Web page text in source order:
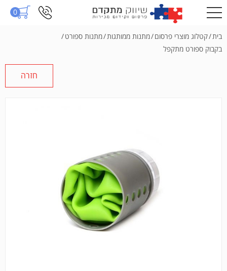
0
בית/קטלוג מוצרי פרסום/מתנות ממותגות/מתנות ספורט/
בקבוק ספורט מתקפל
חזרה